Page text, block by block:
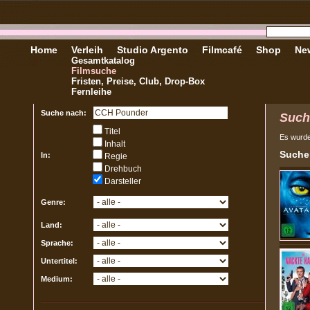
Home Verleih
Gesamtkatalog
Filmsuche
Fristen, Preise, Club, Drop-Box
Fernleihe
Studio Argento Filmcafé Shop
Suche nach:
In:
Titel
Inhalt
Regie
Drehbuch
Darsteller
Genre:
Land:
Sprache:
Untertitel:
Medium:
Es